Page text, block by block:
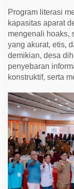
Program literasi
kapasitas aparat
mengenali hoaks,
yang akurat, etis,
demikian, desa
penyebaran
konstruktif, serta